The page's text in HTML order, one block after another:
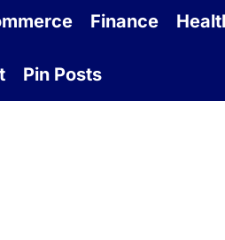
Finance
Pin Posts